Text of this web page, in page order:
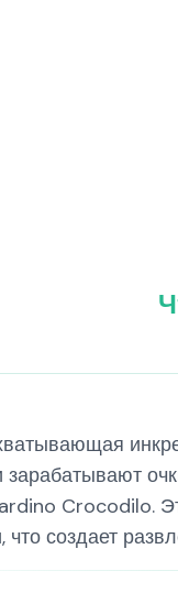
зарабатывают
Crocodilo.
создает